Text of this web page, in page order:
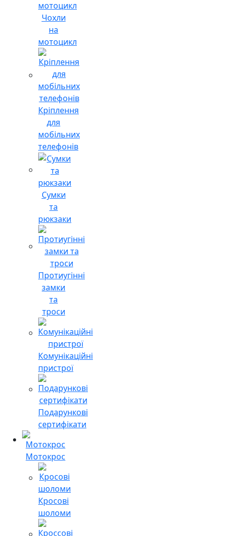
Чохли
на
мотоцикл
Кріплення
для
мобільних
телефонів
Сумки
та
рюкзаки
Протиугінні
замки
та
троси
Комунікаційні
пристрої
Подарункові
сертифікати
Мотокрос
Кросові
шоломи